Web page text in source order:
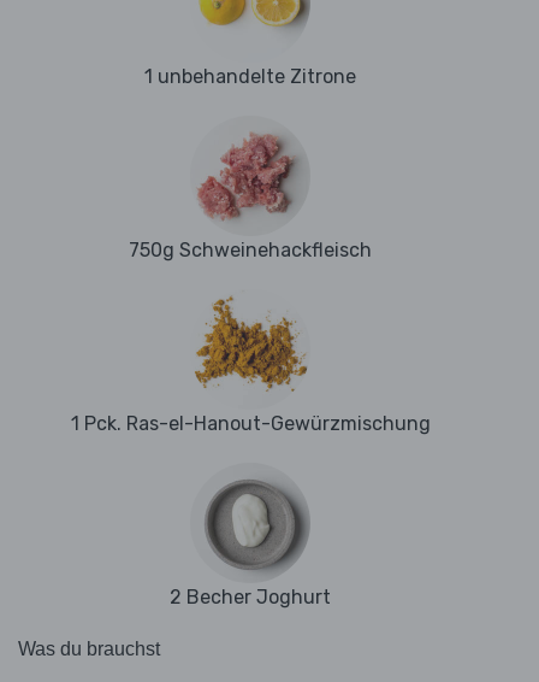
1 unbehandelte Zitrone
750g Schweinehackfleisch
1 Pck. Ras-el-Hanout-Gewürzmischung
2 Becher Joghurt
Was du brauchst